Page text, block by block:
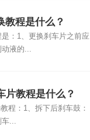
教程是什么？
：1、更换刹车片之前应
动液的...
片教程是什么？
程：1、拆下后刹车鼓：
车...